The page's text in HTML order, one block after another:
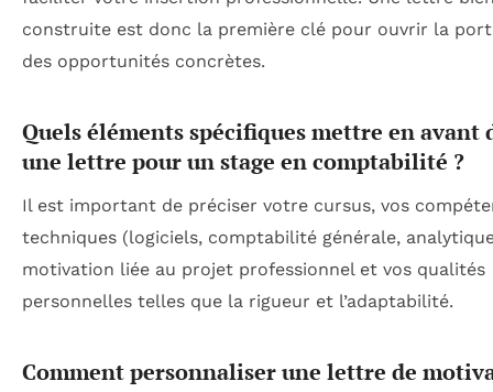
construite est donc la première clé pour ouvrir la
des opportunités concrètes.
Quels éléments spécifiques mettre en avant
une lettre pour un stage en comptabilité ?
Il est important de préciser votre cursus, vos
techniques (logiciels, comptabilité générale,
motivation liée au projet professionnel et vos qualités
personnelles telles que la rigueur et l’adaptabilité.
Comment personnaliser une lettre de